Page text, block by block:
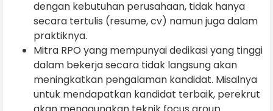
dengan kebutuhan perusahaan, tidak hanya
secara tertulis (resume, cv) namun juga dalam
praktiknya.
Mitra RPO yang mempunyai dedikasi yang tinggi
dalam bekerja secara tidak langsung akan
meningkatkan pengalaman kandidat. Misalnya
untuk mendapatkan kandidat terbaik, perekrut